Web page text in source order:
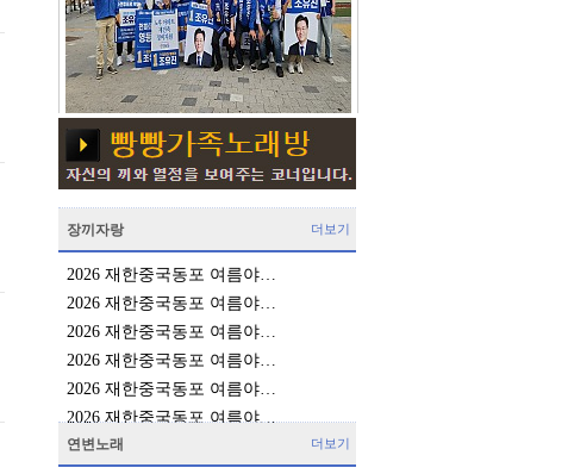
장끼자랑
2026 재한중국동포 여름야…
2026 재한중국동포 여름야…
2026 재한중국동포 여름야…
2026 재한중국동포 여름야…
2026 재한중국동포 여름야…
2026 재한중국동포 여름야…
더보기
연변노래 더보기